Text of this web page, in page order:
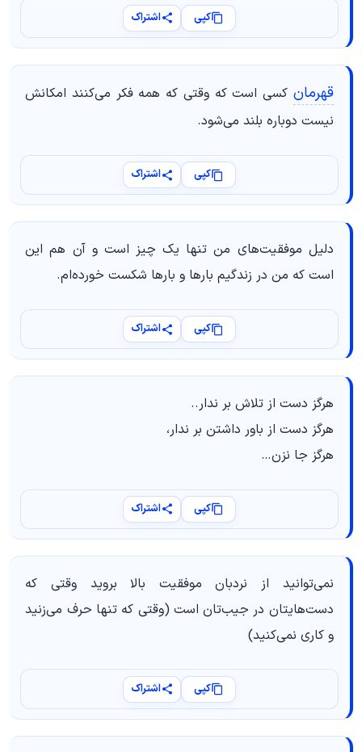
کپی اشتراک
قهرمان کسی است که وقتی که همه فکر می‌کنند امکانش
نیست دوباره بلند می‌شود.
کپی اشتراک
دلیل موفقیت‌های من تنها یک چیز است و آن هم این
است که من در زندگیم بارها و بارها شکست خورده‌ام.
کپی اشتراک
هرگز دست از تلاش بر ندار..
هرگز دست از باور داشتن بر ندار،
هرگز جا نزن…
کپی اشتراک
نمی‌توانید از نردبان موفقیت بالا بروید وقتی که
دست‌هایتان در جیب‌تان است (وقتی که تنها حرف می‌زنید
و کاری نمی‌کنید)
کپی اشتراک